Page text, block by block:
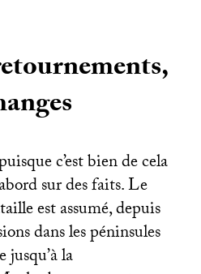
c’est bien de cela
sur des faits. Le
est assumé, depuis
dans les péninsules
la